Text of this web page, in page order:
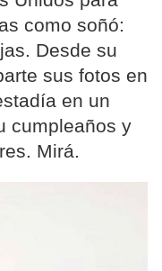
como soñó:
Desde su
sus fotos en
en un
cumpleaños y
Mirá.